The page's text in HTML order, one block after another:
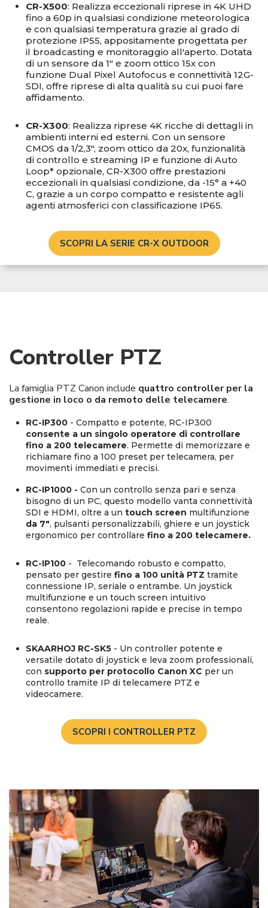
CR-X500: Realizza eccezionali riprese in 4K UHD
fino a 60p in qualsiasi condizione meteorologica
e con qualsiasi temperatura grazie al grado di
protezione IP55, appositamente progettata per
il broadcasting e monitoraggio all'aperto. Dotata
di un sensore da 1" e zoom ottico 15x con
funzione Dual Pixel Autofocus e connettività 12G-
SDI, offre riprese di alta qualità su cui puoi fare
affidamento.
CR-X300: Realizza riprese 4K ricche di dettagli in
ambienti interni ed esterni. Con un sensore
CMOS da 1/2,3", zoom ottico da 20x, funzionalità
di controllo e streaming IP e funzione di Auto
Loop* opzionale, CR-X300 offre prestazioni
eccezionali in qualsiasi condizione, da -15° a +40
C, grazie a un corpo compatto e resistente agli
agenti atmosferici con classificazione IP65.
SCOPRI LA SERIE CR-X OUTDOOR
Controller PTZ
La famiglia PTZ Canon include quattro controller per la
gestione in loco o da remoto delle telecamere.
RC-IP300 - Compatto e potente, RC-IP300
consente a un singolo operatore di controllare
fino a 200 telecamere. Permette di memorizzare e
richiamare fino a 100 preset per telecamera, per
movimenti immediati e precisi.
RC-IP1000 - Con un controllo senza pari e senza
bisogno di un PC, questo modello vanta connettività
SDI e HDMI, oltre a un touch screen multifunzione
da 7", pulsanti personalizzabili, ghiere e un joystick
ergonomico per controllare fino a 200 telecamere.
RC-IP100 - Telecomando robusto e compatto,
pensato per gestire fino a 100 unità PTZ tramite
connessione IP, seriale o entrambe. Un joystick
multifunzione e un touch screen intuitivo
consentono regolazioni rapide e precise in tempo
reale.
SKAARHOJ RC-SK5 - Un controller potente e
versatile dotato di joystick e leva zoom professionali,
con supporto per protocollo Canon XC per un
controllo tramite IP di telecamere PTZ e
videocamere.
SCOPRI I CONTROLLER PTZ